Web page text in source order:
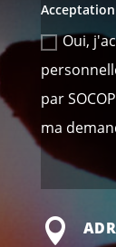
Oui,
par
ma
